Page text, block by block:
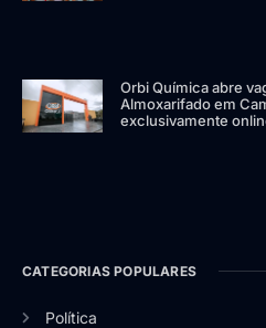
Orbi Química abre
Almoxarifado em
exclusivamente
CATEGORIAS POPULARES
Política